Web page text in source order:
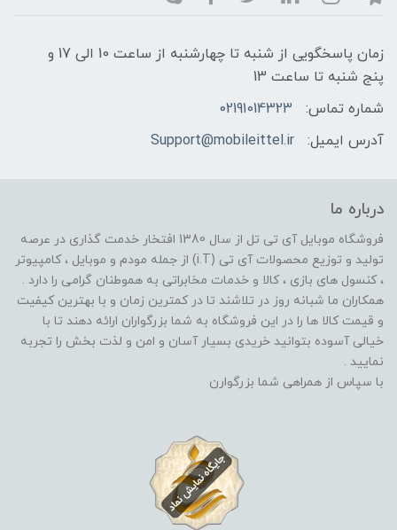
زمان پاسخگویی از شنبه تا چهارشنبه از ساعت 10 الی 17 و
پنج شنبه تا ساعت 13
شماره تماس:
02191014323
آدرس ایمیل:
Support@mobileittel.ir
درباره ما
فروشگاه موبایل آی تی تل از سال 1380 افتخار خدمت گذاری در عرصه
تولید و توزیع محصولات آی تی (i.T) از جمله مودم و موبایل ، کامپیوتر
، کنسول های بازی ، کالا و خدمات مخابراتی به هموطنان گرامی را دارد .
همکاران ما شبانه روز در تلاشند تا در کمترین زمان و با بهترین کیفیت
و قیمت کالا ها را در این فروشگاه به شما بزرگواران ارائه دهند تا با
خیالی آسوده بتوانید خریدی بسیار آسان و امن و لذت بخش را تجربه
نمایید .
با سپاس از همراهی شما بزرگوارن